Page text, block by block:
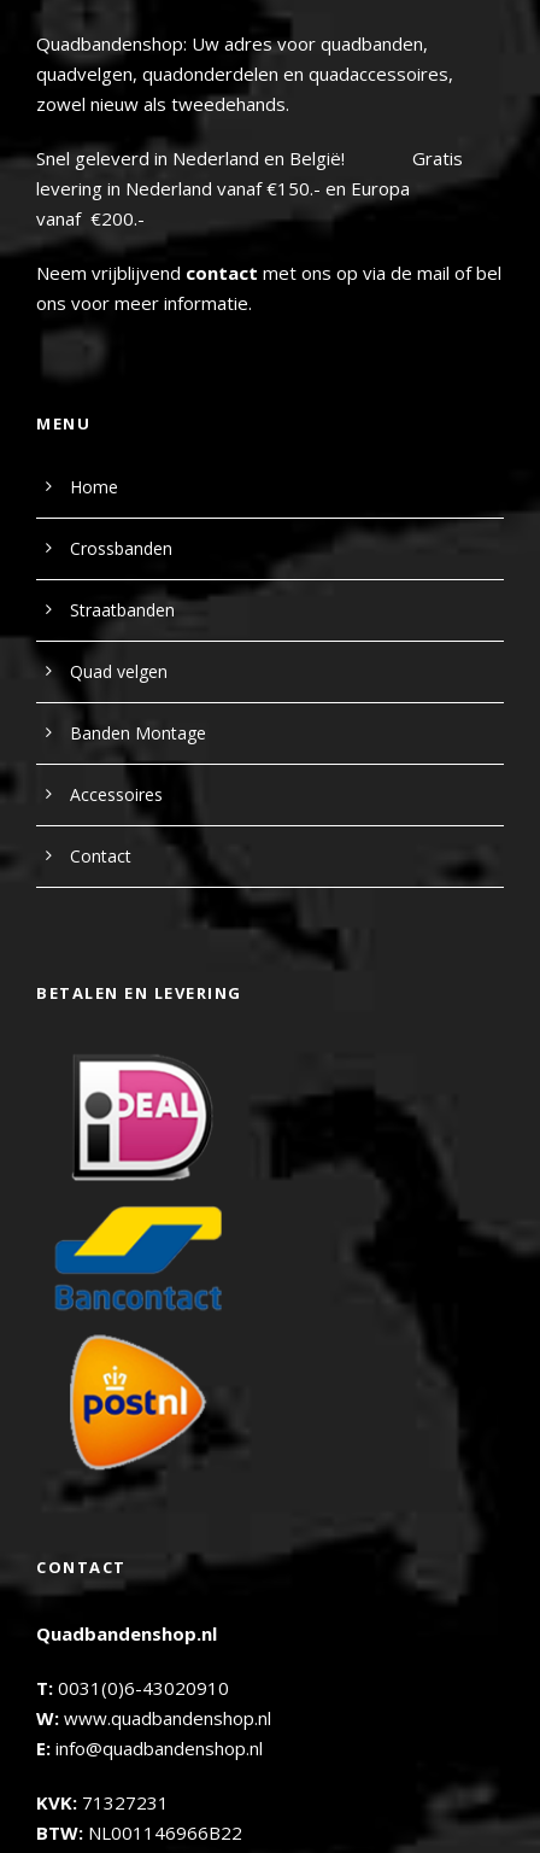
Quadbandenshop: Uw adres voor quadbanden,
quadvelgen, quadonderdelen en quadaccessoires,
zowel nieuw als tweedehands.
Snel geleverd in Nederland en België! Gratis
levering in Nederland vanaf €150.- en Europa
vanaf €200.-
Neem vrijblijvend contact met ons op via de mail of bel
ons voor meer informatie.
MENU
Home
Crossbanden
Straatbanden
Quad velgen
Banden Montage
Accessoires
Contact
BETALEN EN LEVERING
CONTACT
Quadbandenshop.nl
T: 0031(0)6-43020910
W: www.quadbandenshop.nl
E: info@quadbandenshop.nl
KVK: 71327231
BTW: NL001146966B22